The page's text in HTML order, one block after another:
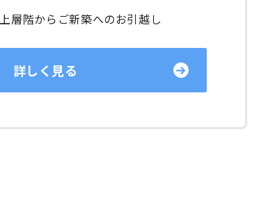
層階からご新築へのお引越し
詳しく見る